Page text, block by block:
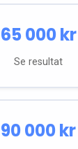
65 000kr
Se resultat
90 000kr